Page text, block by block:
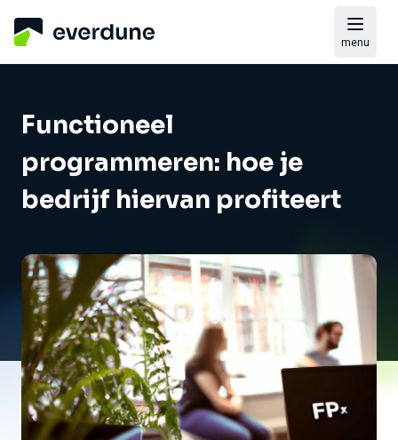
menu
Functioneel
programmeren: hoe je
bedrijf hiervan profiteert